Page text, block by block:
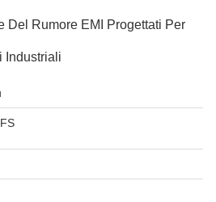
Del Rumore EMI Progettati Per
Industriali